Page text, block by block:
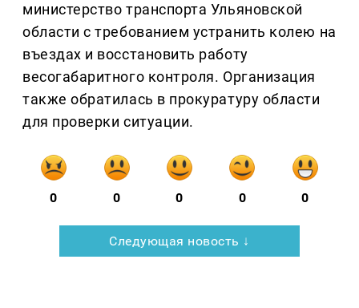
министерство транспорта Ульяновской
области с требованием устранить колею на
въездах и восстановить работу
весогабаритного контроля. Организация
также обратилась в прокуратуру области
для проверки ситуации.
0 0 0 0 0
Следующая новость ↓